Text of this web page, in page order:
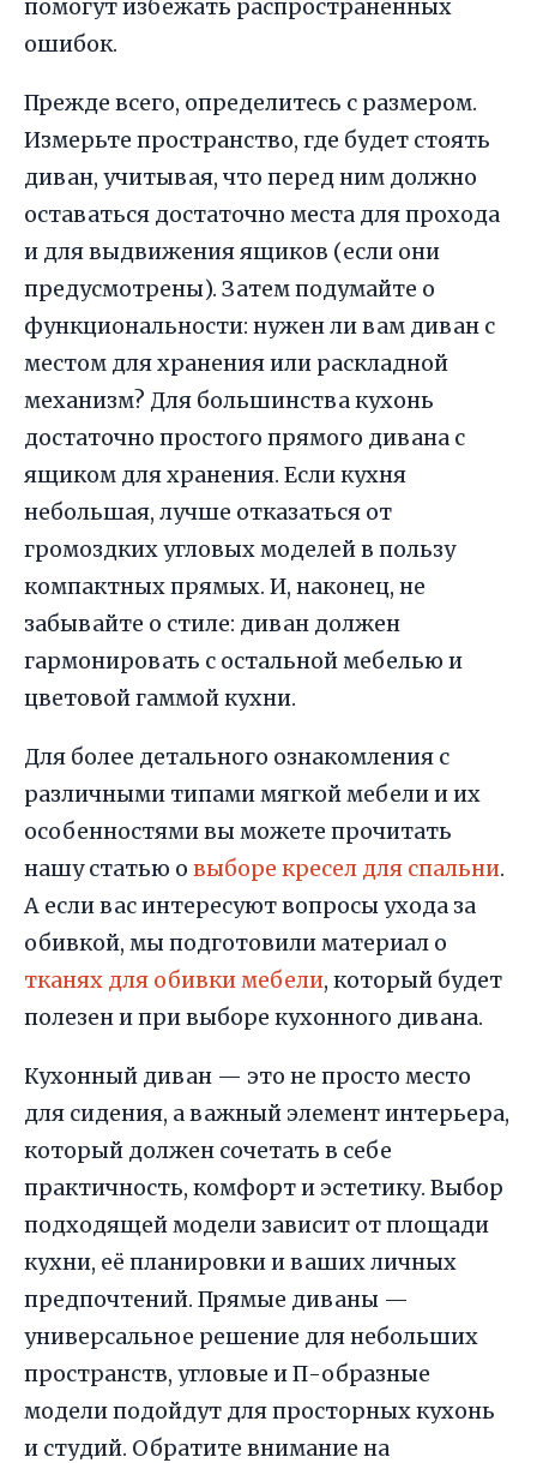
помогут избежать распространённых
ошибок.
Прежде всего, определитесь с размером.
Измерьте пространство, где будет стоять
диван, учитывая, что перед ним должно
оставаться достаточно места для прохода
и для выдвижения ящиков (если они
предусмотрены). Затем подумайте о
функциональности: нужен ли вам диван с
местом для хранения или раскладной
механизм? Для большинства кухонь
достаточно простого прямого дивана с
ящиком для хранения. Если кухня
небольшая, лучше отказаться от
громоздких угловых моделей в пользу
компактных прямых. И, наконец, не
забывайте о стиле: диван должен
гармонировать с остальной мебелью и
цветовой гаммой кухни.
Для более детального ознакомления с
различными типами мягкой мебели и их
особенностями вы можете прочитать
нашу статью о выборе кресел для спальни.
А если вас интересуют вопросы ухода за
обивкой, мы подготовили материал о
тканях для обивки мебели, который будет
полезен и при выборе кухонного дивана.
Кухонный диван — это не просто место
для сидения, а важный элемент интерьера,
который должен сочетать в себе
практичность, комфорт и эстетику. Выбор
подходящей модели зависит от площади
кухни, её планировки и ваших личных
предпочтений. Прямые диваны —
универсальное решение для небольших
пространств, угловые и П-образные
модели подойдут для просторных кухонь
и студий. Обратите внимание на